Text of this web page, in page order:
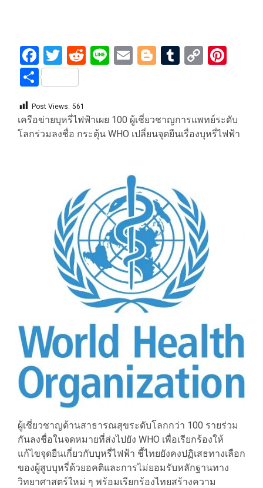
Facebook
Twitter
Reddit
LineEmailBlogger
Tumblr
Copy
Share
Post Views: 561
เครือข่ายบุหรี่ไฟฟ้าเผย 100 ผู้เชี่ยวชาญการแพทย์ระดับ
โลกร่วมลงชื่อ กระตุ้น WHO เปลี่ยนจุดยืนเรื่องบุหรี่ไฟฟ้า
ผู้เชี่ยวชาญด้านสาธารณสุขระดับโลกกว่า 100 รายร่วม
กันลงชื่อในจดหมายที่ส่งไปยัง WHO เพื่อเรียกร้องให้
แก้ไขจุดยืนเกี่ยวกับบุหรี่ไฟฟ้า ชี้ไทยยังคงปฏิเสธทางเลือก
ของผู้สูบบุหรี่ด้วยอคติและการไม่ยอมรับหลักฐานทาง
วิทยาศาสตร์ใหม่ ๆ พร้อมเรียกร้องไทยสร้างความ